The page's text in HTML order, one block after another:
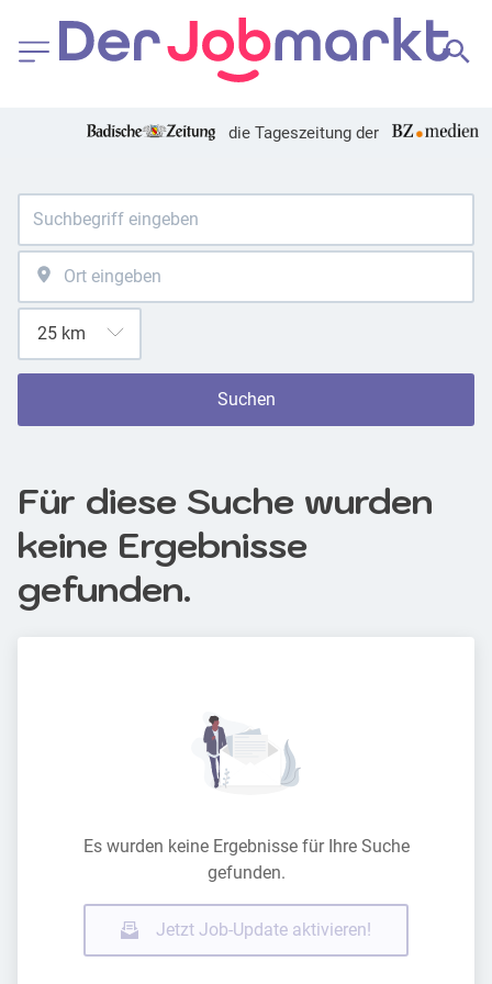
die Tageszeitung der
Suchen
Für diese Suche wurden
keine Ergebnisse
gefunden.
Es wurden keine Ergebnisse für Ihre Suche
gefunden.
Jetzt Job-Update aktivieren!